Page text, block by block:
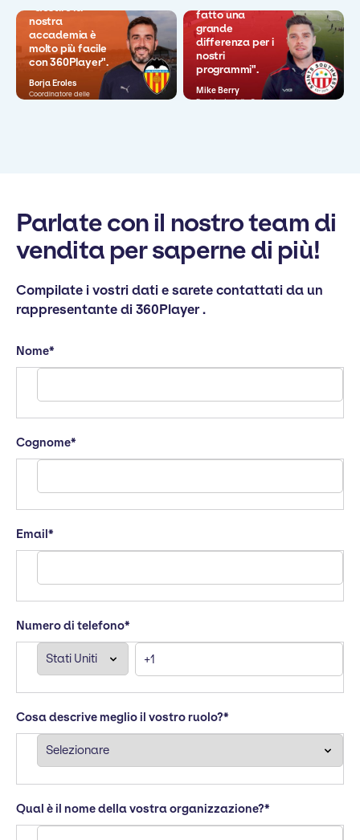
"Gestire la
nostra
accademia è
molto più facile
con 360Player".
Borja Eroles
Coordinatore delle
fatto una
grande
differenza per i
nostri
programmi".
Mike Berry
Presidente della Sezione
Parlate con il nostro team di
vendita per saperne di più!
Compilate i vostri dati e sarete contattati da un
rappresentante di 360Player .
Nome*
Cognome*
Email*
Numero di telefono*
Cosa descrive meglio il vostro ruolo?*
Qual è il nome della vostra organizzazione?*